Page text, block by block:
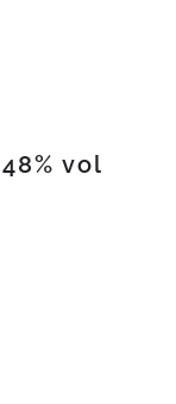
vol